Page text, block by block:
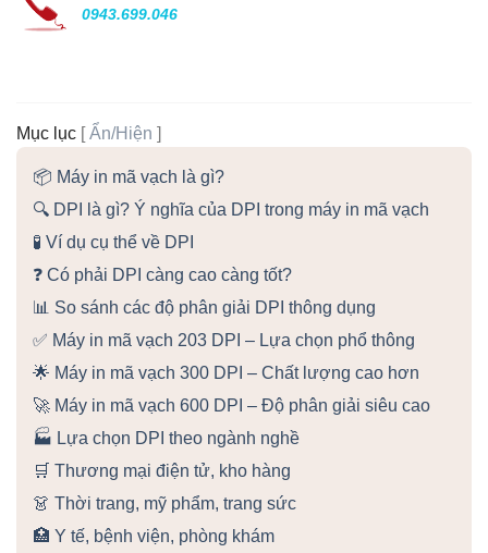
0943.699.046
Mục lục [Ẩn/Hiện ]
📦 Máy in mã vạch là gì?
🔍 DPI là gì? Ý nghĩa của DPI trong máy in mã vạch
🧪 Ví dụ cụ thể về DPI
❓ Có phải DPI càng cao càng tốt?
📊 So sánh các độ phân giải DPI thông dụng
✅ Máy in mã vạch 203 DPI – Lựa chọn phổ thông
🌟 Máy in mã vạch 300 DPI – Chất lượng cao hơn
🚀 Máy in mã vạch 600 DPI – Độ phân giải siêu cao
🏭 Lựa chọn DPI theo ngành nghề
🛒 Thương mại điện tử, kho hàng
👗 Thời trang, mỹ phẩm, trang sức
🏥 Y tế, bệnh viện, phòng khám